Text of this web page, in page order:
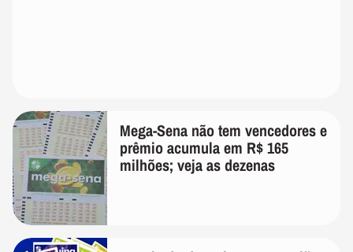
Mega-Sena não tem vencedores e
prêmio acumula em R$ 165
milhões; veja as dezenas